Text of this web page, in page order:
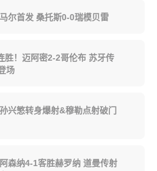
尔首发 桑托斯0-0瑞模贝雷
胜！迈阿密2-2哥伦布 苏牙传
场
兴慜转身爆射&穆勒点射破门
森纳4-1客胜赫罗纳 道曼传射